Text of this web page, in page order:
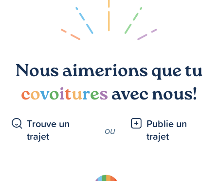
Nous aimerions que tu
covoituresavec nous!
Trouve un
trajet
ou
Publie un
trajet